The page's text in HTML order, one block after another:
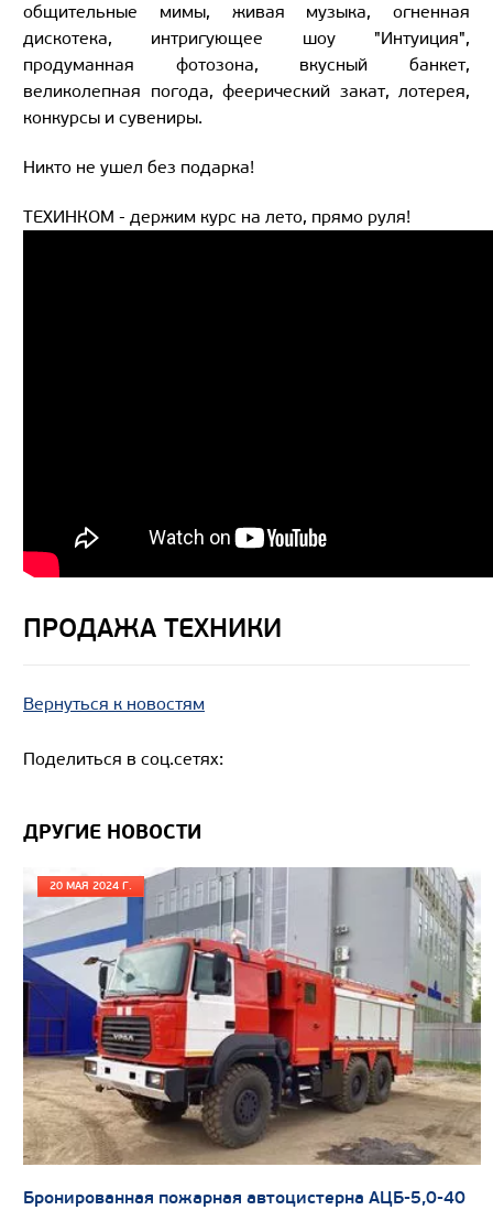
общительные мимы, живая музыка, огненная
дискотека, интригующее шоу "Интуиция",
продуманная фотозона, вкусный банкет,
великолепная погода, феерический закат, лотерея,
конкурсы и сувениры.
Никто не ушел без подарка!
ТЕХИНКОМ - держим курс на лето, прямо руля!
ПРОДАЖА ТЕХНИКИ
Вернуться к новостям
Поделиться в соц.сетях:
ДРУГИЕ НОВОСТИ
20 МАЯ 2024 Г.
Бронированная пожарная автоцистерна АЦБ-5,0-40